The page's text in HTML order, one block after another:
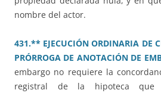
nombre del actor.
431.** EJECUCIÓN ORDINARIA DE
PRÓRROGA DE ANOTACIÓN DE
embargo no requiere la
registral de la hipoteca